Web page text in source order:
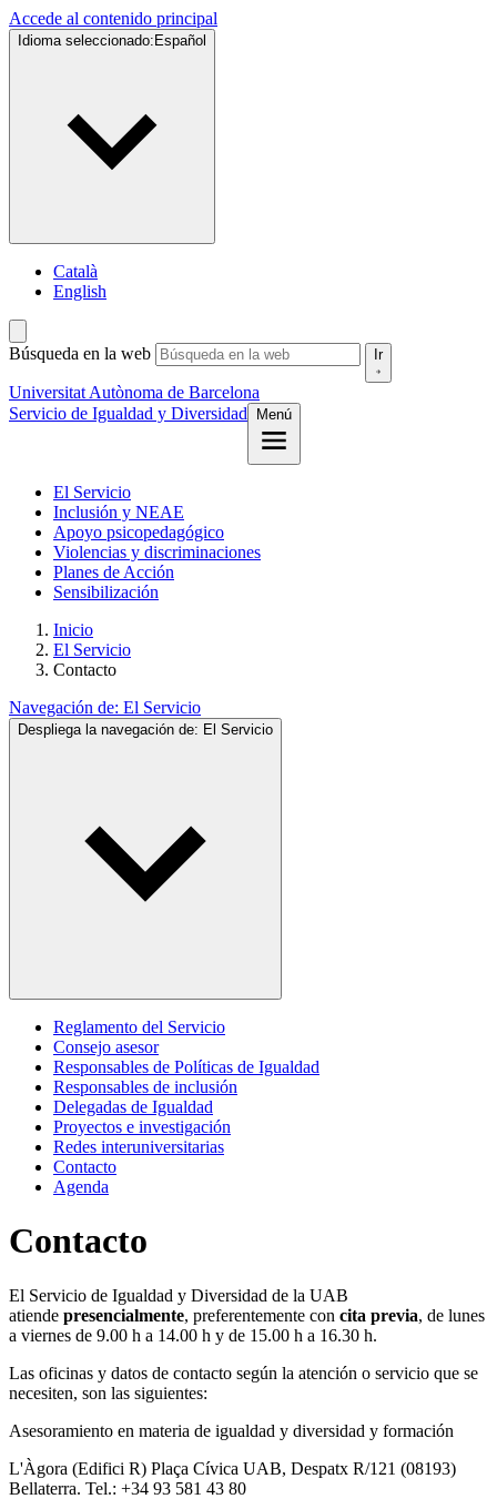
Accede al contenido principal
Idioma seleccionado: Español
Català
English
Búsqueda en la web Ir
Universitat Autònoma de Barcelona
Servicio de Igualdad y Diversidad Menú
El Servicio
Inclusión y NEAE
Apoyo psicopedagógico
Violencias y discriminaciones
Planes de Acción
Sensibilización
Inicio
El Servicio
Contacto
Navegación de: El Servicio
Despliega la navegación de: El Servicio
Reglamento del Servicio
Consejo asesor
Responsables de Políticas de Igualdad
Responsables de inclusión
Delegadas de Igualdad
Proyectos e investigación
Redes interuniversitarias
Contacto
Agenda
Contacto
El Servicio de Igualdad y Diversidad de la UAB
atiende presencialmente, preferentemente con cita previa, de lunes
a viernes de 9.00 h a 14.00 h y de 15.00 h a 16.30 h.
Las oficinas y datos de contacto según la atención o servicio que se
necesiten, son las siguientes:
Asesoramiento en materia de igualdad y diversidad y formación
L'Àgora (Edifici R) Plaça Cívica UAB, Despatx R/121 (08193)
Bellaterra. Tel.: +34 93 581 43 80